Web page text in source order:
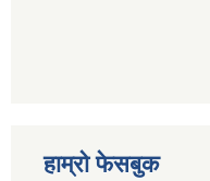
हाम्रो फेसबुक